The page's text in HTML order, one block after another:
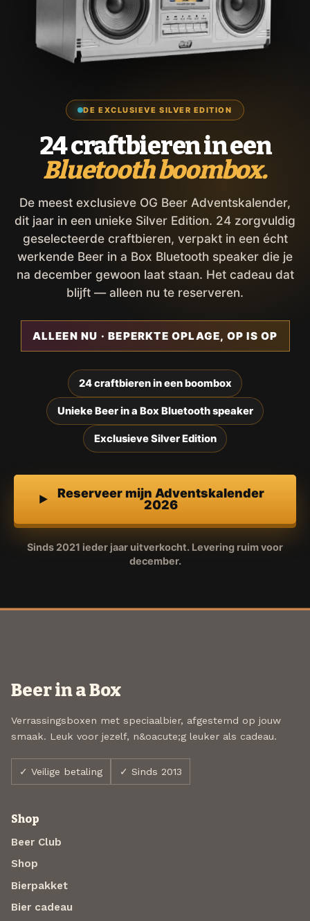
DE EXCLUSIEVE SILVER EDITION
24 craftbieren in een
Bluetooth boombox.
De meest exclusieve OG Beer Adventskalender,
dit jaar in een unieke Silver Edition. 24 zorgvuldig
geselecteerde craftbieren, verpakt in een écht
werkende Beer in a Box Bluetooth speaker die je
na december gewoon laat staan. Het cadeau dat
blijft — alleen nu te reserveren.
ALLEEN NU · BEPERKTE OPLAGE, OP IS OP
24 craftbieren in een boombox
Unieke Beer in a Box Bluetooth speaker
Exclusieve Silver Edition
Reserveer mijn Adventskalender
2026
Sinds 2021 ieder jaar uitverkocht. Levering ruim voor
december.
Beer in a Box
Verrassingsboxen met speciaalbier, afgestemd op jouw
smaak. Leuk voor jezelf, n&oacute;g leuker als cadeau.
✓ Veilige betaling ✓ Sinds 2013
Shop
Beer Club
Shop
Bierpakket
Bier cadeau